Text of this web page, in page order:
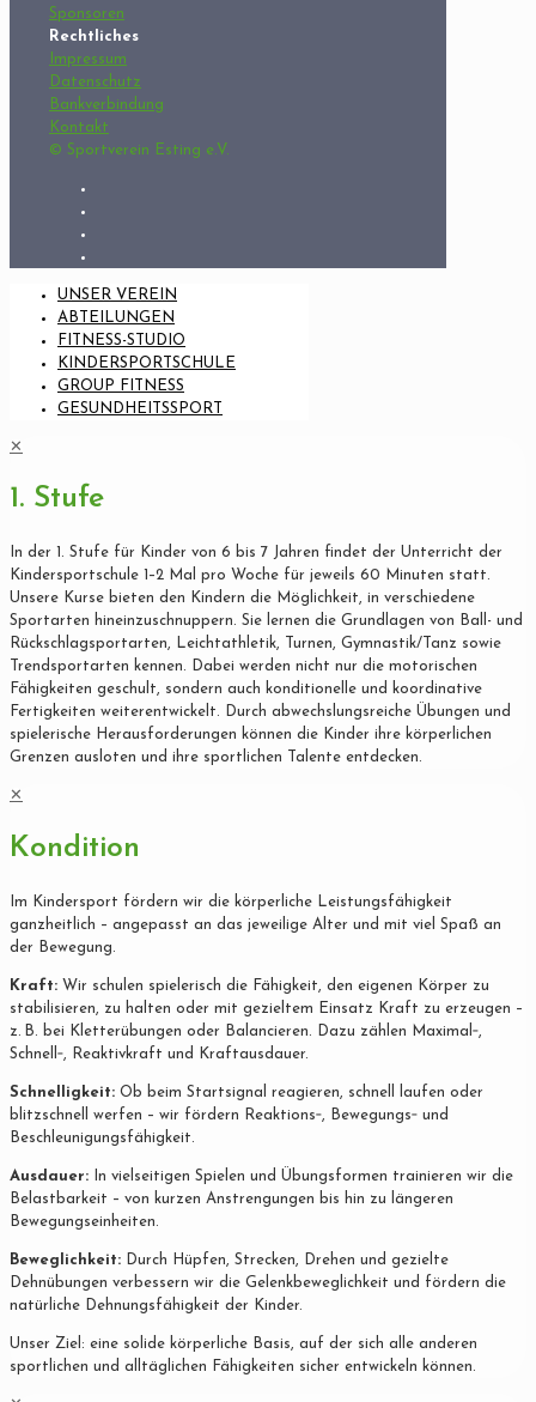
Sponsoren
Rechtliches
Impressum
Datenschutz
Bankverbindung
Kontakt
© Sportverein Esting e.V.
UNSER VEREIN
ABTEILUNGEN
FITNESS-STUDIO
KINDERSPORTSCHULE
GROUP FITNESS
GESUNDHEITSSPORT
✕
1. Stufe
In der 1. Stufe für Kinder von 6 bis 7 Jahren findet der Unterricht der
Kindersportschule 1–2 Mal pro Woche für jeweils 60 Minuten statt.
Unsere Kurse bieten den Kindern die Möglichkeit, in verschiedene
Sportarten hineinzuschnuppern. Sie lernen die Grundlagen von Ball- und
Rückschlagsportarten, Leichtathletik, Turnen, Gymnastik/Tanz sowie
Trendsportarten kennen. Dabei werden nicht nur die motorischen
Fähigkeiten geschult, sondern auch konditionelle und koordinative
Fertigkeiten weiterentwickelt. Durch abwechslungsreiche Übungen und
spielerische Herausforderungen können die Kinder ihre körperlichen
Grenzen ausloten und ihre sportlichen Talente entdecken.
✕
Kondition
Im Kindersport fördern wir die körperliche Leistungsfähigkeit
ganzheitlich – angepasst an das jeweilige Alter und mit viel Spaß an
der Bewegung.
Kraft: Wir schulen spielerisch die Fähigkeit, den eigenen Körper zu
stabilisieren, zu halten oder mit gezieltem Einsatz Kraft zu erzeugen –
z. B. bei Kletterübungen oder Balancieren. Dazu zählen Maximal‐,
Schnell‐, Reaktivkraft und Kraftausdauer.
Schnelligkeit: Ob beim Startsignal reagieren, schnell laufen oder
blitzschnell werfen – wir fördern Reaktions‐, Bewegungs‐ und
Beschleunigungsfähigkeit.
Ausdauer: In vielseitigen Spielen und Übungsformen trainieren wir die
Belastbarkeit – von kurzen Anstrengungen bis hin zu längeren
Bewegungseinheiten.
Beweglichkeit: Durch Hüpfen, Strecken, Drehen und gezielte
Dehnübungen verbessern wir die Gelenkbeweglichkeit und fördern die
natürliche Dehnungsfähigkeit der Kinder.
Unser Ziel: eine solide körperliche Basis, auf der sich alle anderen
sportlichen und alltäglichen Fähigkeiten sicher entwickeln können.